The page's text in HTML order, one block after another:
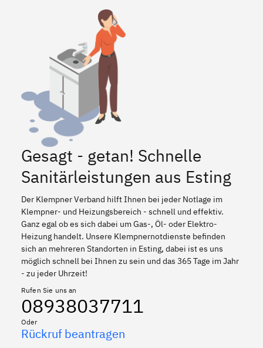
Gesagt - getan! Schnelle
Sanitärleistungen aus Esting
Der Klempner Verband hilft Ihnen bei jeder Notlage im
Klempner- und Heizungsbereich - schnell und effektiv.
Ganz egal ob es sich dabei um Gas-, Öl- oder Elektro-
Heizung handelt. Unsere Klempnernotdienste befinden
sich an mehreren Standorten in Esting, dabei ist es uns
möglich schnell bei Ihnen zu sein und das 365 Tage im Jahr
- zu jeder Uhrzeit!
Rufen Sie uns an
08938037711
Oder
Rückruf beantragen